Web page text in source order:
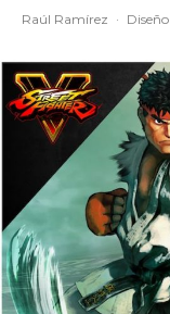
Raúl Ramírez · Diseño